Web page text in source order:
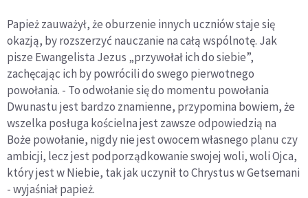
Papież zauważył, że oburzenie innych uczniów staje się
okazją, by rozszerzyć nauczanie na całą wspólnotę. Jak
pisze Ewangelista Jezus „przywołał ich do siebie”,
zachęcając ich by powrócili do swego pierwotnego
powołania. - To odwołanie się do momentu powołania
Dwunastu jest bardzo znamienne, przypomina bowiem, że
wszelka posługa kościelna jest zawsze odpowiedzią na
Boże powołanie, nigdy nie jest owocem własnego planu czy
ambicji, lecz jest podporządkowanie swojej woli, woli Ojca,
który jest w Niebie, tak jak uczynił to Chrystus w Getsemani
- wyjaśniał papież.